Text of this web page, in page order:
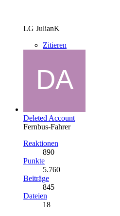
LG JulianK
Zitieren
Deleted Account
Fernbus-Fahrer
Reaktionen
890
Punkte
5.760
Beiträge
845
Dateien
18